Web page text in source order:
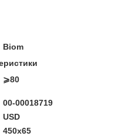
Biom
⩾80
00-00018719
USD
450х65